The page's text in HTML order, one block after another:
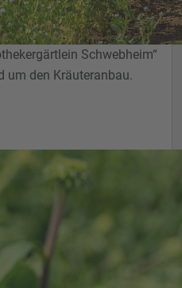
Schwebheim“
um den Kräuteranbau.